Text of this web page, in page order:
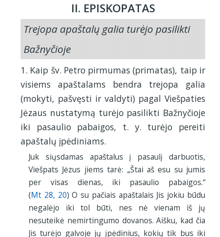
II. EPISKOPATAS
Trejopa apaštalų galia turėjo pasilikti
Bažnyčioje
1. Kaip šv. Petro pirmumas (primatas), taip ir
visiems apaštalams bendra trejopa galia
(mokyti, pašvęsti ir valdyti) pagal Viešpaties
Jėzaus nustatymą turėjo pasilikti Bažnyčioje
iki pasaulio pabaigos, t. y. turėjo pereiti
apaštalų įpėdiniams.
Juk siųsdamas apaštalus į pasaulį darbuotis,
Viešpats Jėzus jiems tarė: „Štai aš esu su jumis
per visas dienas, iki pasaulio pabaigos.“
(Mt 28, 20) O su pačiais apaštalais Jis jokiu būdu
negalėjo iki tol būti, nes nė vienam iš jų
nesuteikė nemirtingumo dovanos. Aišku, kad čia
Jis turėjo galvoje jų įpėdinius, kokių tik bus iki